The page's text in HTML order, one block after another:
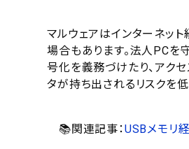
マルウェアはインターネッ
場合もあります。法人PCを
号化を義務づけたり、アク
タが持ち出されるリスクを低
📚関連記事：USBメモリ